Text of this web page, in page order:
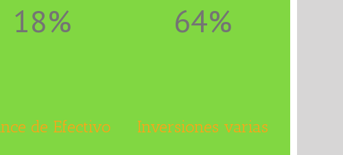
18%
de Efectivo
64%
Inversiones varias